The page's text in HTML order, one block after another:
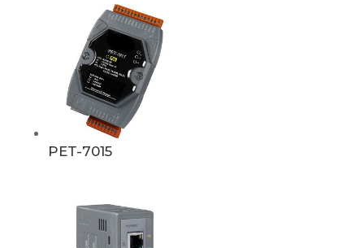
PET-7015